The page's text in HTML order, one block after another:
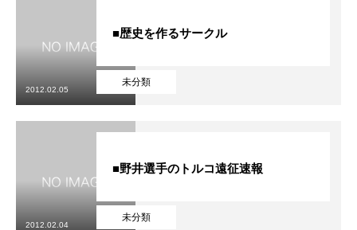
未分類
■歴史を作るサークル
2012.02.05
未分類
■野井選手のトルコ遠征速報
2012.02.04